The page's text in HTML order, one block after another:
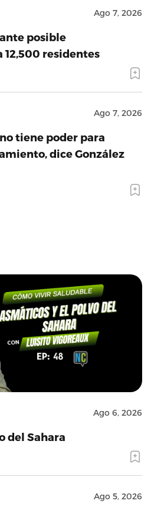
Ago 7, 2026
posible
residentes
Ago 7, 2026
tiene poder para
dice González
Ago 6, 2026
del Sahara
Ago 5, 2026